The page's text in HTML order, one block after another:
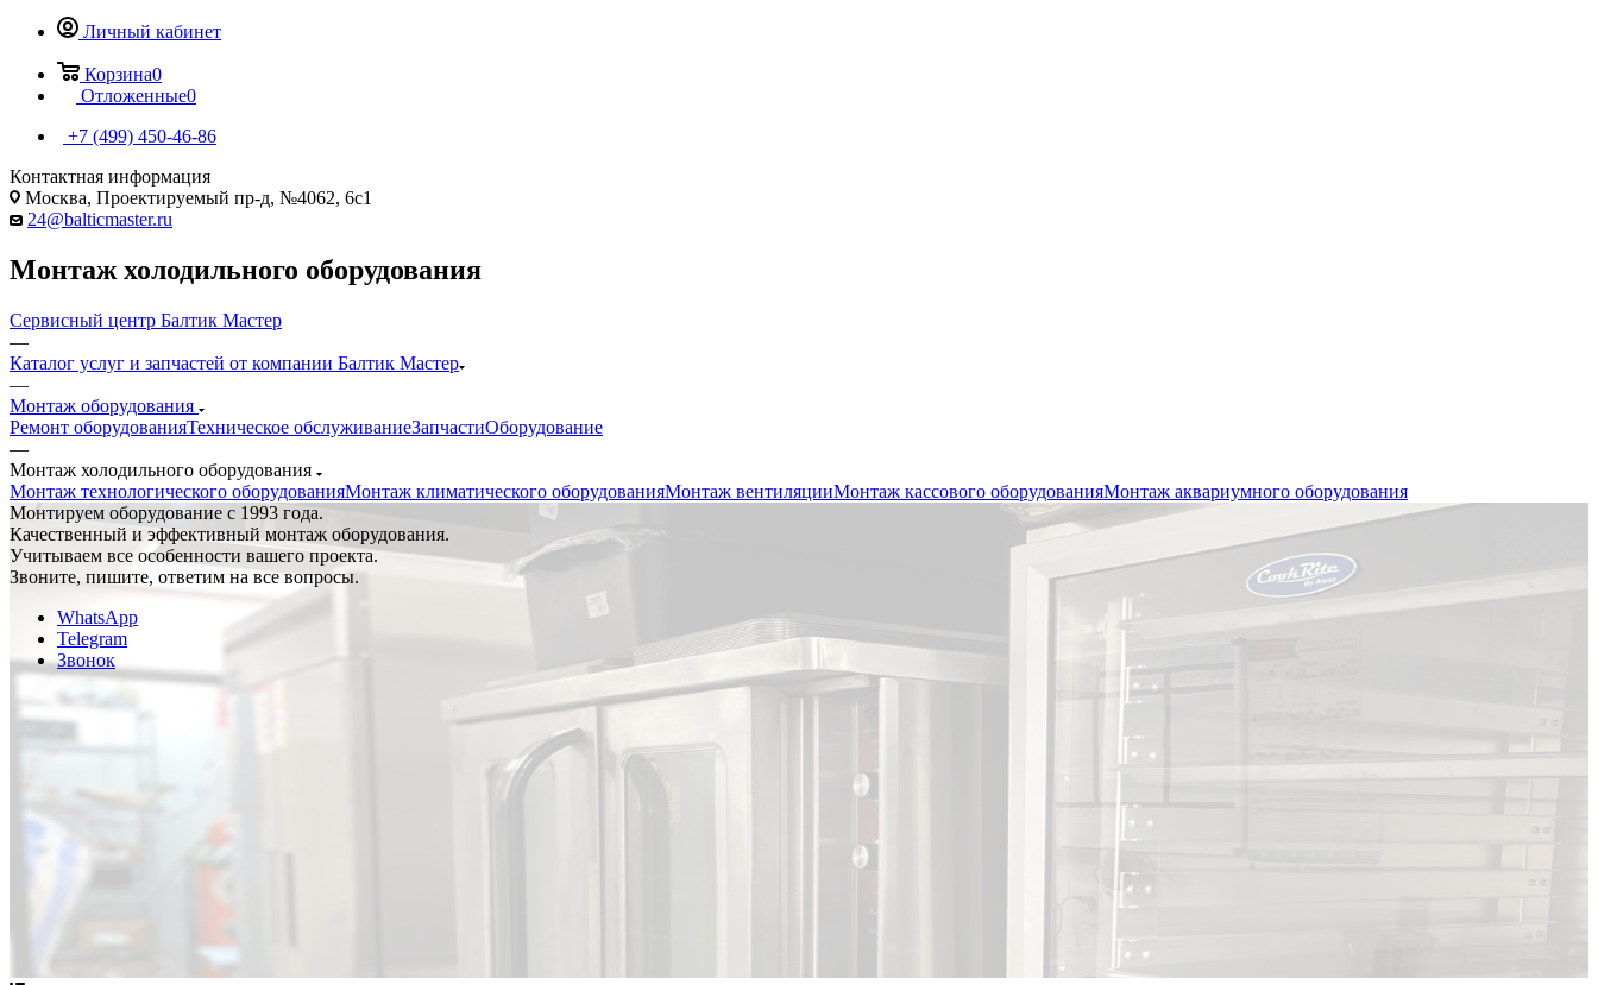
Личный кабинет
Корзина0
Отложенные0
+7 (499) 450-46-86
Контактная информация
Москва, Проектируемый пр-д, №4062, 6с1
24@balticmaster.ru
Монтаж холодильного оборудования
Сервисный центр Балтик Мастер
—
Каталог услуг и запчастей от компании Балтик Мастер
—
Монтаж оборудования
Ремонт оборудованияТехническое обслуживаниеЗапчастиОборудование
—
Монтаж холодильного оборудования
Монтаж технологического оборудованияМонтаж климатического оборудованияМонтаж вентиляцииМонтаж кассового оборудованияМонтаж аквариумного оборудования
Монтируем оборудование с 1993 года.
Качественный и эффективный монтаж оборудования.
Учитываем все особенности вашего проекта.
Звоните, пишите, ответим на все вопросы.
WhatsApp
Telegram
Звонок